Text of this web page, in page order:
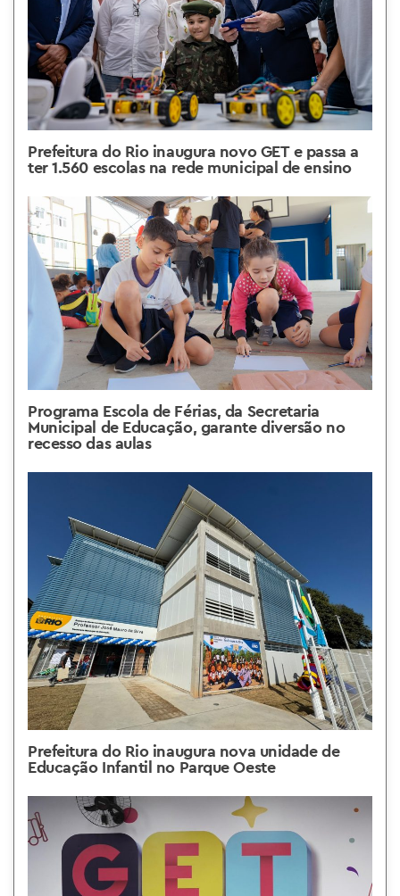
Prefeitura do Rio inaugura novo GET e passa a
ter 1.560 escolas na rede municipal de ensino
Programa Escola de Férias, da Secretaria
Municipal de Educação, garante diversão no
recesso das aulas
Prefeitura do Rio inaugura nova unidade de
Educação Infantil no Parque Oeste